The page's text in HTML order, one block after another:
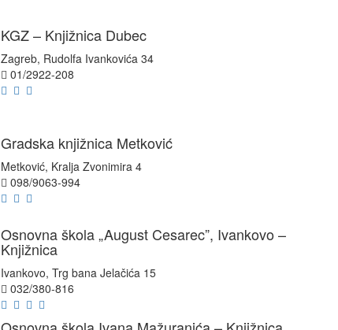
KGZ – Knjižnica Dubec
Zagreb, Rudolfa Ivankovića 34
01/2922-208
Gradska knjižnica Metković
Metković, Kralja Zvonimira 4
098/9063-994
Osnovna škola „August Cesarec”, Ivankovo –
Knjižnica
Ivankovo, Trg bana Jelačića 15
032/380-816